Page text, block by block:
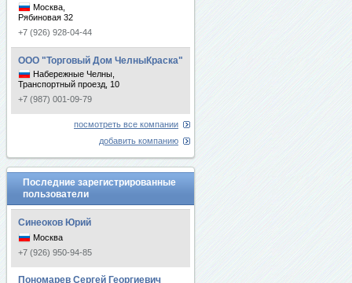
Москва,
Рябиновая 32
+7 (926) 928-04-44
ООО "Торговый Дом ЧелныКраска"
Набережные Челны,
Транспортный проезд, 10
+7 (987) 001-09-79
посмотреть все компании
добавить компанию
Последние зарегистрированные
пользователи
Синеоков Юрий
Москва
+7 (926) 950-94-85
Пономарев Сергей Георгиевич